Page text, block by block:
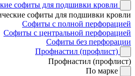
софиты для подшивки кровли
софиты для подшивки кровли
Софиты с полной перфорацией
Софиты с центральной перфорацией
Софиты без перфорации
Профнастил (профлист)
Профнастил (профлист)
По марке